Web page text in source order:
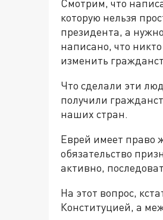
Смотрим, что
которую нельзя
президента, а
написано, что
изменить
Что сделали эти
получили
наших стран.
Еврей имеет право
обязательство
активно,
На этот вопрос,
Конституцией, а